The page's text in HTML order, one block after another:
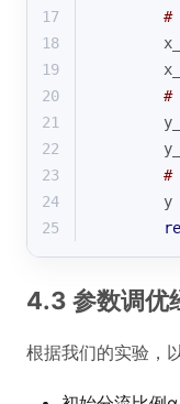
17
#
18
19
20
#
21
22
23
#
24
y
25
4.3 参数调优
根据我们的实验，